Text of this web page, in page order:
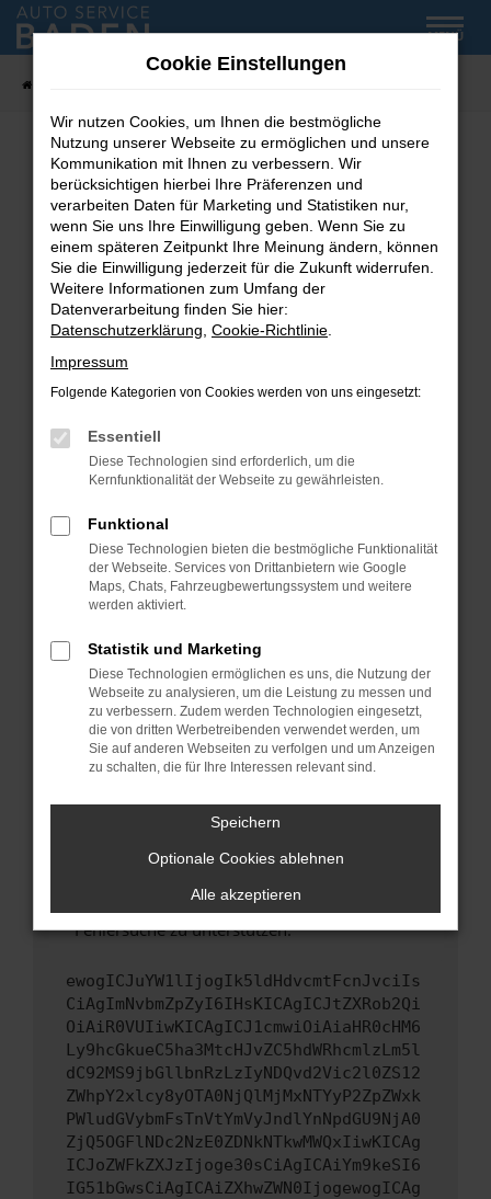
Zum
Hauptinhalt
MENÜ
Fehler: Network Error
Beim Laden ist ein Fehler aufgetreten.
Hier sind ein paar Tipps, die dir helfen können:
Überprüfe deine Firewall und deine
Internetverbindung.
Laden andere Webseiten, zum Beispiel deine
Suchmaschine?
Prüfe deine Browsererweiterungen.
können das Laden bestimmter Seiten
verhindern. Funktioniert die Seite in einem
Fenster?
Starte dein Gerät neu.
Das kann manchmal helfen, vorübergehende
Probleme zu beheben.
Betriebssystem auf dem neuesten Stand
sind.
Veraltete Software birgt nicht nur ein
Sicherheitsrisiko, sondern kann auch dazu
führen, dass bestimmte Funktionen nicht mehr
unterstützt werden.
Wende dich an den Webseitenbetreiber.
Wenn du alle oben genannten Schritte versucht
hast, kontaktiere uns bitte. Wir werden
uns diesen Text schicken, um uns bei der
Fehlersuche zu unterstützen:
ewogICJuYW1lIjogIk5ldHdvcmtFcnJvciIs
CiAgImNvbmZpZyI6IHsKICAgICJtZXRob2Qi
OiAiR0VUIiwKICAgICJ1cmwiOiAiaHR0cHM6
Ly9hcGkueC5ha3MtcHJvZC5hdWRhcmlzLm5l
dC92MS9jbGllbnRzLzIyNDQvd2Vic2l0ZS12
ZWhpY2xlcy8yOTA0NjQlMjMxNTYyP2ZpZWxk
PWludGVybmFsTnVtYmVyJndlYnNpdGU9NjA0
ZjQ5OGFlNDc2NzE0ZDNkNTkwMWQxIiwKICAg
ICJoZWFkZXJzIjoge30sCiAgICAiYm9keSI6
IG51bGwsCiAgICAiZXhwZWN0IjogewogICAg
Cookie Einstellungen
Wir nutzen Cookies, um Ihnen die bestmögliche
Nutzung unserer Webseite zu ermöglichen und unsere
Kommunikation mit Ihnen zu verbessern. Wir
berücksichtigen hierbei Ihre Präferenzen und
verarbeiten Daten für Marketing und Statistiken nur,
wenn Sie uns Ihre Einwilligung geben. Wenn Sie zu
einem späteren Zeitpunkt Ihre Meinung ändern, können
Sie die Einwilligung jederzeit für die Zukunft widerrufen.
Weitere Informationen zum Umfang der
Datenverarbeitung finden Sie hier:
Datenschutzerklärung Cookie-Richtlinie
Impressum
Folgende Kategorien von Cookies werden von uns eingesetzt:
Essentiell
Diese Technologien sind erforderlich, um die
Kernfunktionalität der Webseite zu gewährleisten.
Funktional
Diese Technologien bieten die bestmögliche Funktionalität
der Webseite. Services von Drittanbietern wie Google
Maps, Chats, Fahrzeugbewertungssystem und weitere
werden aktiviert.
Statistik und Marketing
Diese Technologien ermöglichen es uns, die Nutzung der
Webseite zu analysieren, um die Leistung zu messen und
zu verbessern. Zudem werden Technologien eingesetzt,
die von dritten Werbetreibenden verwendet werden, um
Sie auf anderen Webseiten zu verfolgen und um Anzeigen
zu schalten, die für Ihre Interessen relevant sind.
Speichern
Optionale Cookies ablehnen
Alle akzeptieren